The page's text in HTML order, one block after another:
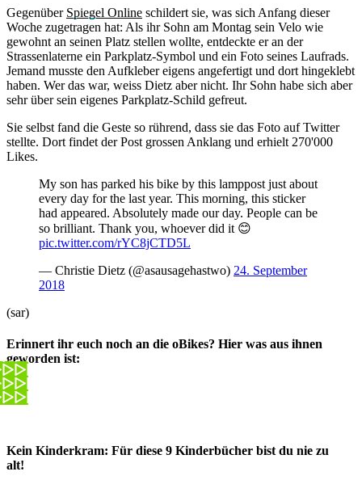
Gegenüber Spiegel Online schildert sie, was sich Anfang dieser
Woche zugetragen hat: Als ihr Sohn am Montag sein Velo wie
gewohnt an seinen Platz stellen wollte, entdeckte er an der
Strassenlaterne ein Parkplatz-Symbol und ein Foto seines Laufrads.
Jemand musste den Aufkleber eigens angefertigt und dort hingeklebt
haben. Wer das war, weiss Dietz aber nicht. Ihr Sohn habe sich aber
sehr über sein eigenes Parkplatz-Schild gefreut.
Sie selbst fand die Geste so rührend, dass sie das Foto auf Twitter
stellte. Dort findet der Post grossen Anklang und erhielt 270'000
Likes.
My son has parked his bike by this lamppost just about
every day for the last year. This morning, this sticker
had appeared. Absolutely made our day. People can be
so brilliant. Thank you, whoever did it 😊
pic.twitter.com/rYC8jCTD5L
— Christie Dietz (@asausagehastwo) 24. September
2018
(sar)
Erinnert ihr euch noch an die oBikes? Hier was aus ihnen
geworden ist:
Kein Kinderkram: Für diese 9 Kinderbücher bist du nie zu
alt!